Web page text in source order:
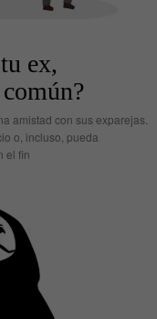
ex,
amistad con sus exparejas.
o, incluso, pueda
el fin